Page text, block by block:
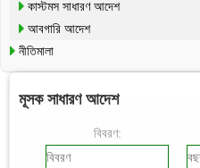
কাস্টমস সাধারণ আদেশ
আবগারি আদেশ
নীতিমালা
মূসক সাধারণ আদেশ
বিবরণ: